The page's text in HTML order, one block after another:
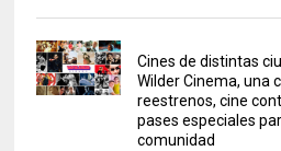
Cines de distintas
Wilder Cinema, una
reestrenos, cine
pases especiales
comunidad